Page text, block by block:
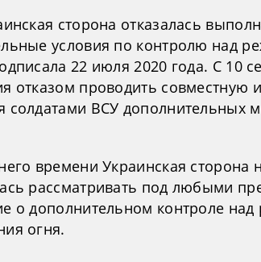
сторона отказалась
условия по контролю над
22 июля 2020 года. С 10
отказом проводить совместную
солдатами ВСУ дополнительных
времени Украинская сторона
рассматривать под любыми
о дополнительном контроле
огня.